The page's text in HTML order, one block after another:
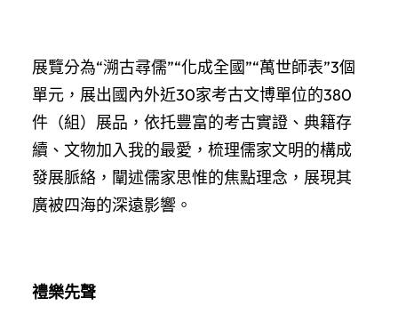
展覽分為“溯古尋儒”“化成全國”“萬世師表”3個
單元，展出國內外近30家考古文博單位的380
件（組）展品，依托豐富的考古實證、典籍存
續、文物加入我的最愛，梳理儒家文明的構成
發展脈絡，闡述儒家思惟的焦點理念，展現其
廣被四海的深遠影響。
禮樂先聲